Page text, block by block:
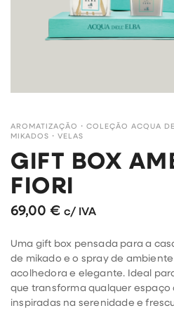
AROMATIZAÇÃO ・ COLEÇÃO ACQUA
MIKADOS ・ VELAS
GIFT BOX
FIORI
69,00 € c/ IVA
Uma gift box pensada para a
de mikado e o spray de
acolhedora e elegante. Ideal
que transforma qualquer
inspiradas na serenidade e